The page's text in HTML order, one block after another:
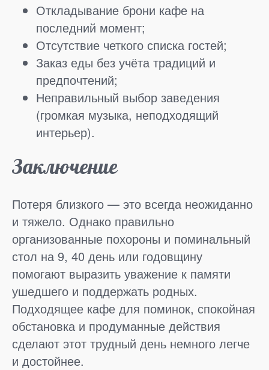
Откладывание брони кафе на
последний момент;
Отсутствие четкого списка гостей;
Заказ еды без учёта традиций и
предпочтений;
Неправильный выбор заведения
(громкая музыка, неподходящий
интерьер).
Заключение
Потеря близкого — это всегда неожиданно
и тяжело. Однако правильно
организованные похороны и поминальный
стол на 9, 40 день или годовщину
помогают выразить уважение к памяти
ушедшего и поддержать родных.
Подходящее кафе для поминок, спокойная
обстановка и продуманные действия
сделают этот трудный день немного легче
и достойнее.